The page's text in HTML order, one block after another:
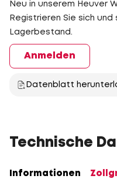
Neu in unserem Heuver
Registrieren Sie sich und
Lagerbestand.
Anmelden
Datenblatt
Technische
Informationen